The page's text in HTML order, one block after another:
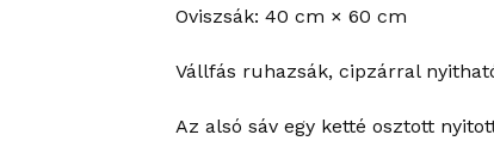
Oviszsák: 40 cm × 60 cm
Vállfás ruhazsák, cipzárral
Az alsó sáv egy ketté osztott